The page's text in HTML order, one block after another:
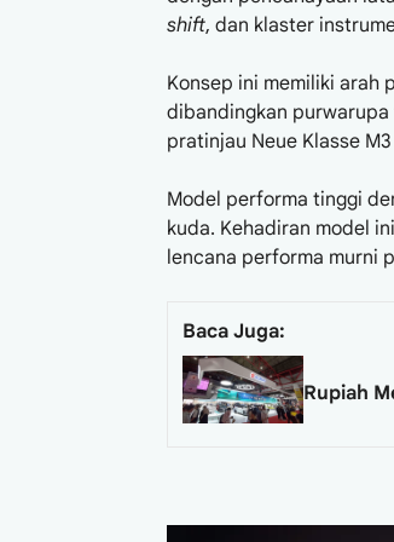
shift, dan klaster
Konsep ini memiliki arah
dibandingkan
pratinjau Neue Klasse
Model performa tinggi
kuda. Kehadiran model
lencana performa murni
Baca Juga:
Rupiah